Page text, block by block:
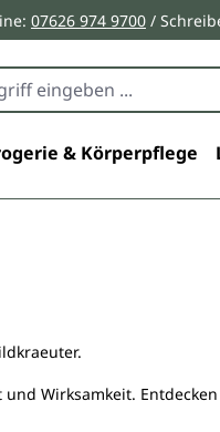
07626 974 9700 /
& Körperpflege
Wirksamkeit.